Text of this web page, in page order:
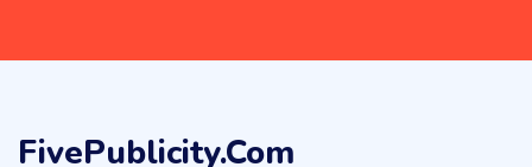
FivePublicity.com